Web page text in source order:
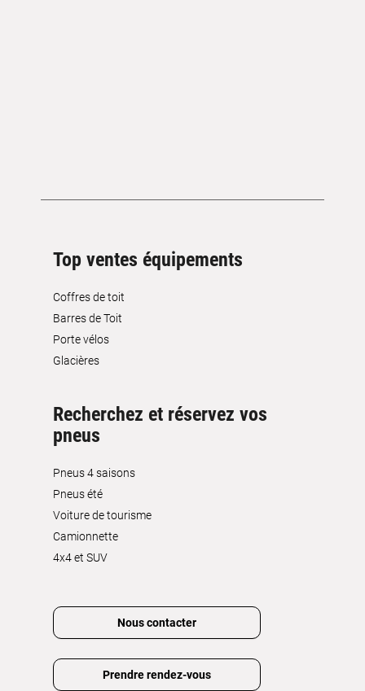
Top ventes équipements
Coffres de toit
Barres de Toit
Porte vélos
Glacières
Recherchez et réservez vos
pneus
Pneus 4 saisons
Pneus été
Voiture de tourisme
Camionnette
4x4 et SUV
Nous contacter
Prendre rendez-vous